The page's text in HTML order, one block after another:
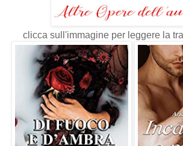
clicca sull'immagine per leggere la